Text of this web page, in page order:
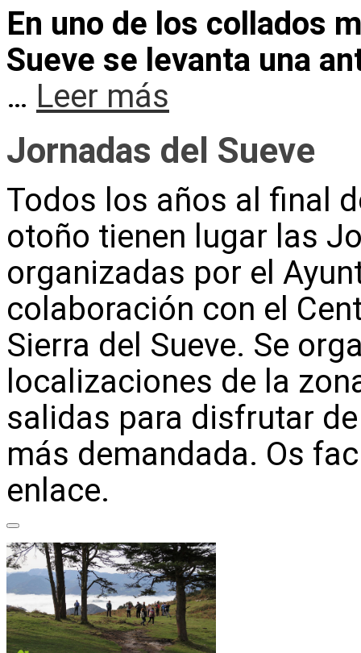
En uno de los collados
Sueve se levanta una
… Leer más
Jornadas del Sueve
Todos los años al final
otoño tienen lugar las
organizadas por el
colaboración con el
Sierra del Sueve. Se
localizaciones de la
salidas para disfrutar
más demandada. Os
enlace.